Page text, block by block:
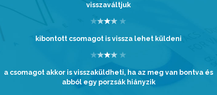
visszaváltjuk
kibontott csomagot is vissza lehet küldeni
a csomagot akkor is visszaküldheti, ha az meg van bontva és
abból egy porzsák hiányzik